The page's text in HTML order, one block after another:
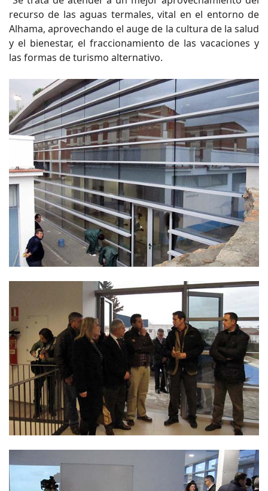
recurso de las aguas termales, vital en el entorno de
Alhama, aprovechando el auge de la cultura de la salud
y el bienestar, el fraccionamiento de las vacaciones y
las formas de turismo alternativo.